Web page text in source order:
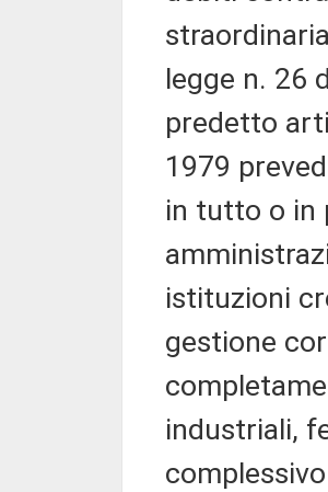
legge n. 26
predetto
1979
in tutto o in
istituzioni
gestione
industriali,